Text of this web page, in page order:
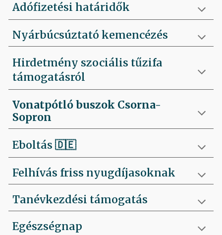
Adófizetési határidők
Nyárbúcsúztató kemencézés
Hirdetmény szociális tűzifa
támogatásról
Vonatpótló buszok Csorna-
Sopron
Eboltás🇩🇪
Felhívás friss nyugdíjasoknak
Tanévkezdési támogatás
Egészségnap